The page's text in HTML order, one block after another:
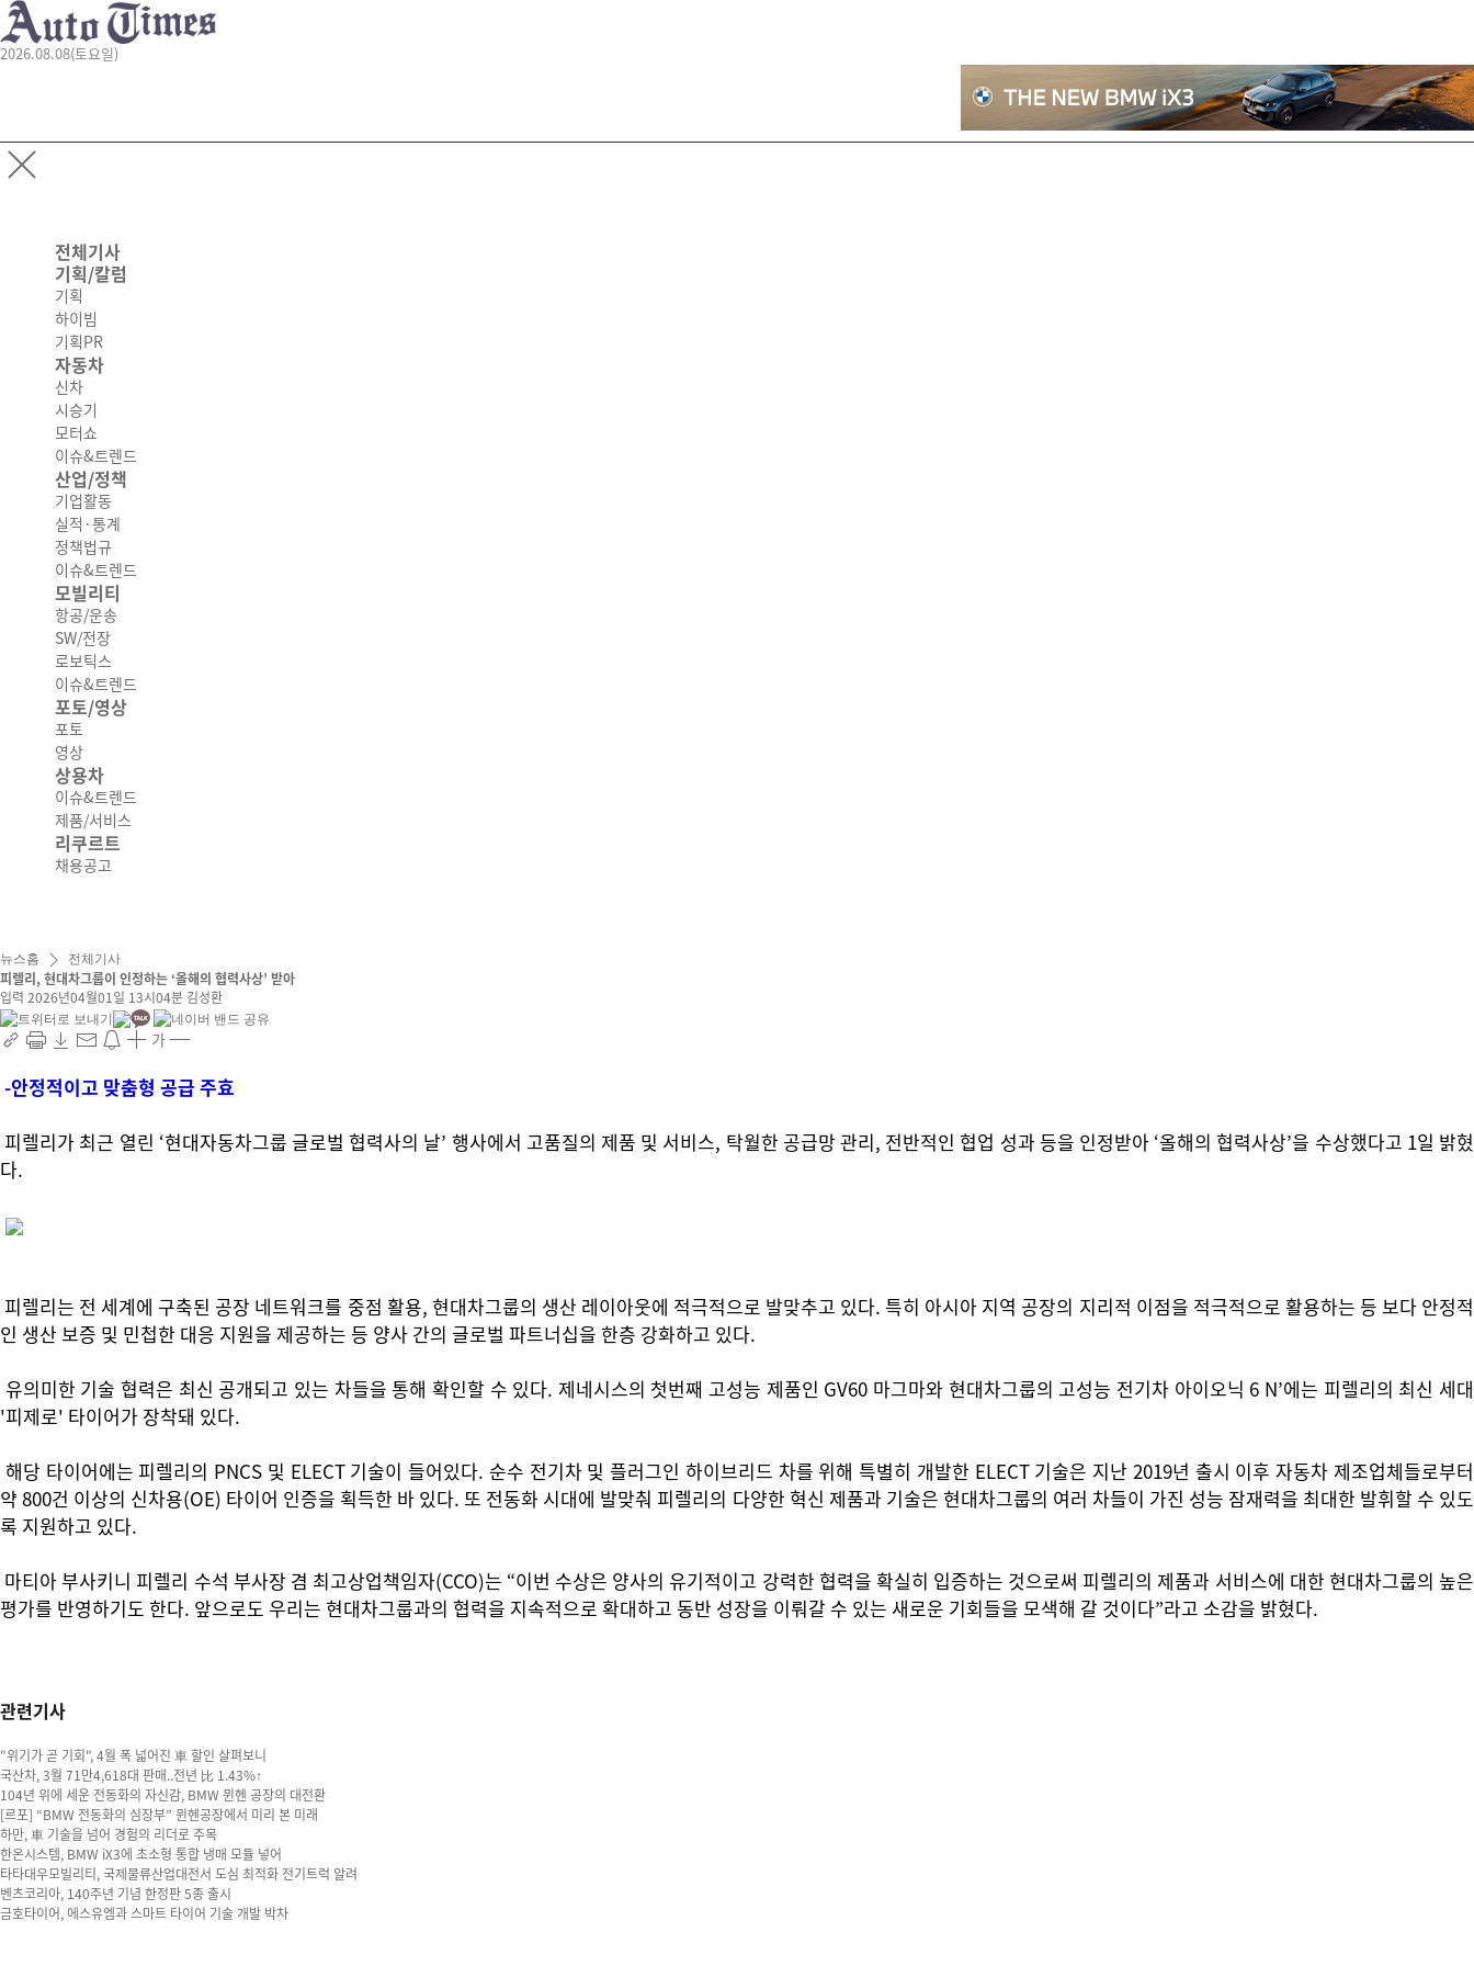
2026.08.08(토요일)
전체기사
기획/칼럼
기획
하이빔
기획PR
자동차
신차
시승기
모터쇼
이슈&트렌드
산업/정책
기업활동
실적·통계
정책법규
이슈&트렌드
모빌리티
항공/운송
SW/전장
로보틱스
이슈&트렌드
포토/영상
포토
영상
상용차
이슈&트렌드
제품/서비스
리쿠르트
채용공고
뉴스홈 전체기사
피렐리, 현대차그룹이 인정하는 ‘올해의 협력사상’ 받아
입력 2026년04월01일 13시04분 김성환
가
-안정적이고 맞춤형 공급 주효
피렐리가 최근 열린 ‘현대자동차그룹 글로벌 협력사의 날’ 행사에서 고품질의 제품 및 서비스, 탁월한 공급망 관리, 전반적인 협업 성과 등을 인정받아 ‘올해의 협력사상’을 수상했다고 1일 밝혔
다.
피렐리는 전 세계에 구축된 공장 네트워크를 중점 활용, 현대차그룹의 생산 레이아웃에 적극적으로 발맞추고 있다. 특히 아시아 지역 공장의 지리적 이점을 적극적으로 활용하는 등 보다 안정적
인 생산 보증 및 민첩한 대응 지원을 제공하는 등 양사 간의 글로벌 파트너십을 한층 강화하고 있다.
유의미한 기술 협력은 최신 공개되고 있는 차들을 통해 확인할 수 있다. 제네시스의 첫번째 고성능 제품인 GV60 마그마와 현대차그룹의 고성능 전기차 아이오닉 6 N’에는 피렐리의 최신 세대
'피제로' 타이어가 장착돼 있다.
해당 타이어에는 피렐리의 PNCS 및 ELECT 기술이 들어있다. 순수 전기차 및 플러그인 하이브리드 차를 위해 특별히 개발한 ELECT 기술은 지난 2019년 출시 이후 자동차 제조업체들로부터
약 800건 이상의 신차용(OE) 타이어 인증을 획득한 바 있다. 또 전동화 시대에 발맞춰 피렐리의 다양한 혁신 제품과 기술은 현대차그룹의 여러 차들이 가진 성능 잠재력을 최대한 발휘할 수 있도
록 지원하고 있다.
마티아 부사키니 피렐리 수석 부사장 겸 최고상업책임자(CCO)는 “이번 수상은 양사의 유기적이고 강력한 협력을 확실히 입증하는 것으로써 피렐리의 제품과 서비스에 대한 현대차그룹의 높은
평가를 반영하기도 한다. 앞으로도 우리는 현대차그룹과의 협력을 지속적으로 확대하고 동반 성장을 이뤄갈 수 있는 새로운 기회들을 모색해 갈 것이다”라고 소감을 밝혔다.
관련기사
"위기가 곧 기회", 4월 폭 넓어진 車 할인 살펴보니
국산차, 3월 71만4,618대 판매..전년 比 1.43%↑
104년 위에 세운 전동화의 자신감, BMW 뮌헨 공장의 대전환
[르포] “BMW 전동화의 심장부” 뮌헨공장에서 미리 본 미래
하만, 車 기술을 넘어 경험의 리더로 주목
한온시스템, BMW iX3에 초소형 통합 냉매 모듈 넣어
타타대우모빌리티, 국제물류산업대전서 도심 최적화 전기트럭 알려
벤츠코리아, 140주년 기념 한정판 5종 출시
금호타이어, 에스유엠과 스마트 타이어 기술 개발 박차